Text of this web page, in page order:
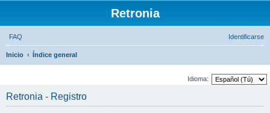
Retronia
FAQ Identificarse
Inicio
Índice general
B
u
c
Idioma:
Retronia - Registro